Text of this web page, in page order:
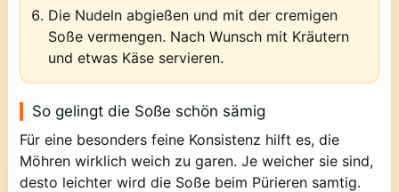
Die Nudeln abgießen und mit der cremigen
Soße vermengen. Nach Wunsch mit Kräutern
und etwas Käse servieren.
So gelingt die Soße schön sämig
Für eine besonders feine Konsistenz hilft es, die
Möhren wirklich weich zu garen. Je weicher sie sind,
desto leichter wird die Soße beim Pürieren samtig.